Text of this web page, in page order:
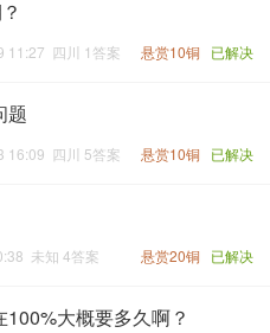
悬赏10铜 已解决
11:27 四川 1答案
题
悬赏10铜 已解决
16:09 四川 5答案
悬赏20铜 已解决
未知 4答案
大概要多久啊？